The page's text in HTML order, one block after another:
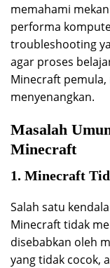
memahami
performa
troubleshooting
agar proses
Minecraft
menyenangkan.
Masalah
Minecraft
1. Minecraft
Salah satu
Minecraft tidak
disebabkan oleh
yang tidak cocok,